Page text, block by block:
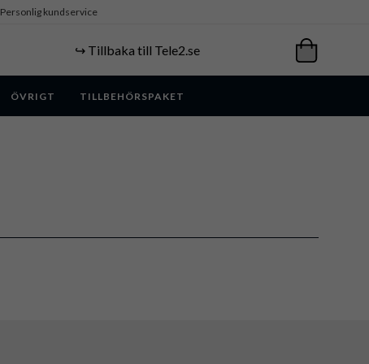
Personlig kundservice
↪️ Tillbaka till Tele2.se
ÖVRIGT TILLBEHÖRSPAKET